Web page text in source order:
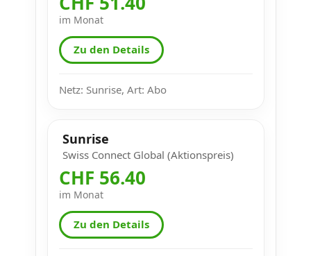
im Monat
Zu den Details
Netz: Sunrise, Art: Abo
Sunrise
Swiss Connect Global (Aktionspreis)
CHF 56.40
im Monat
Zu den Details